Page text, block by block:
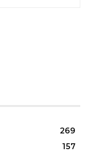
269
157